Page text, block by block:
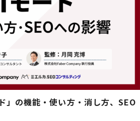
の機能・使い方・消し方、SEO